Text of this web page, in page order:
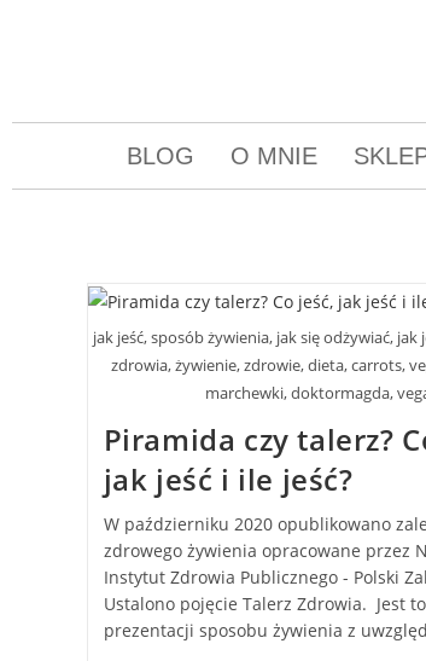
BLOG O MNIE
jak jeść, sposób żywienia, jak się odżywiać, jak
zdrowia, żywienie, zdrowie, dieta, carrots,
marchewki, doktormagda,
Piramida czy talerz?
jak jeść i ile jeść?
W październiku 2020 opublikowano
zdrowego żywienia opracowane przez
Instytut Zdrowia Publicznego - Polski
Ustalono pojęcie Talerz Zdrowia. Jest
prezentacji sposobu żywienia z